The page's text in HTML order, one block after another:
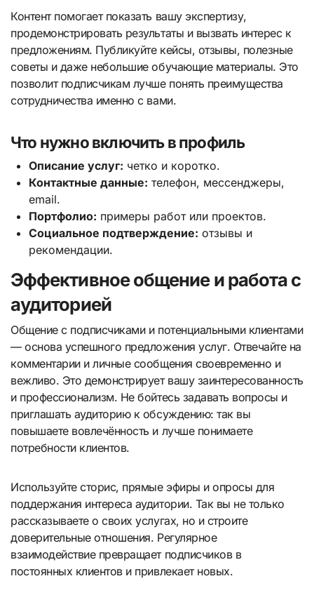
Контент помогает показать вашу экспертизу,
продемонстрировать результаты и вызвать интерес к
предложениям. Публикуйте кейсы, отзывы, полезные
советы и даже небольшие обучающие материалы. Это
позволит подписчикам лучше понять преимущества
сотрудничества именно с вами.
Что нужно включить в профиль
Описание услуг: четко и коротко.
Контактные данные: телефон, мессенджеры,
email.
Портфолио: примеры работ или проектов.
Социальное подтверждение: отзывы и
рекомендации.
Эффективное общение и работа с
аудиторией
Общение с подписчиками и потенциальными клиентами
— основа успешного предложения услуг. Отвечайте на
комментарии и личные сообщения своевременно и
вежливо. Это демонстрирует вашу заинтересованность
и профессионализм. Не бойтесь задавать вопросы и
приглашать аудиторию к обсуждению: так вы
повышаете вовлечённость и лучше понимаете
потребности клиентов.
Используйте сторис, прямые эфиры и опросы для
поддержания интереса аудитории. Так вы не только
рассказываете о своих услугах, но и строите
доверительные отношения. Регулярное
взаимодействие превращает подписчиков в
постоянных клиентов и привлекает новых.